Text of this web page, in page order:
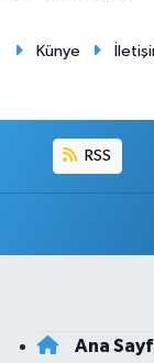
Künye
RSS
Ana